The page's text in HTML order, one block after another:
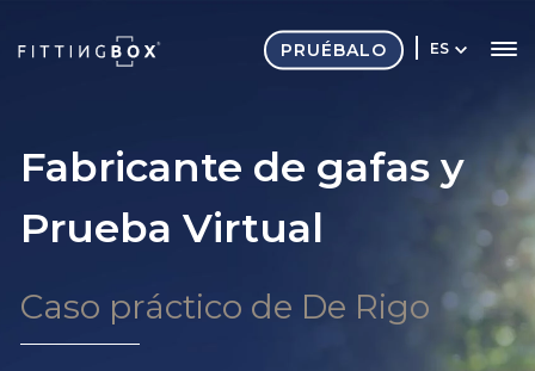
ES
PRUÉBALO
Fabricante de gafas y
Prueba Virtual
Caso práctico de De Rigo